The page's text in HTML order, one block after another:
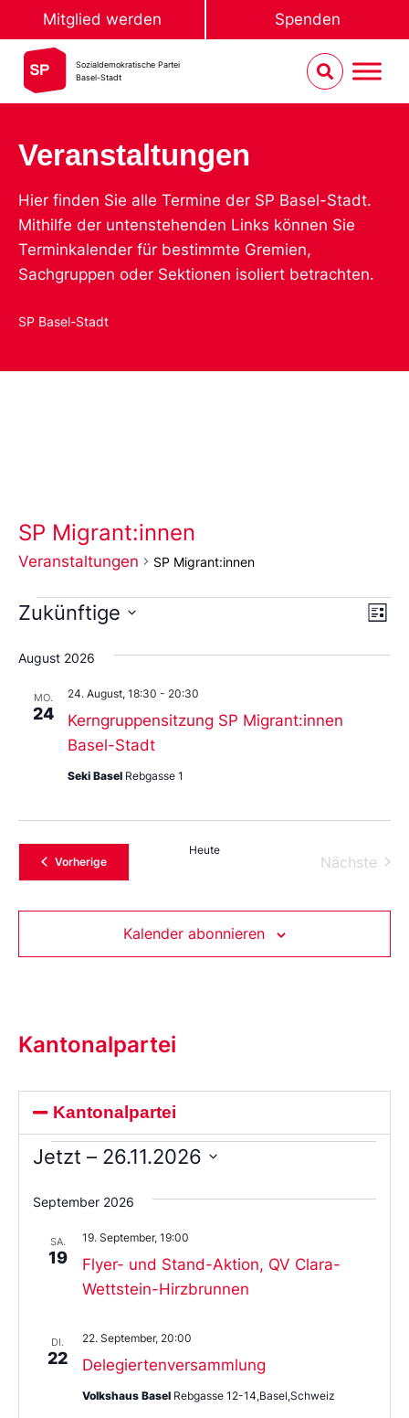
Mitglied werden Spenden
Sozialdemokratische Partei
Basel-Stadt
Veranstaltungen
Hier finden Sie alle Termine der SP Basel-Stadt.
Mithilfe der untenstehenden Links können Sie
Terminkalender für bestimmte Gremien,
Sachgruppen oder Sektionen isoliert betrachten.
SP Basel-Stadt
SP Migrant:innen
Veranstaltungen SP Migrant:innen
Liste
Zukünftige
Sie
das
aus.
August 2026
MO.
24
Kerngruppensitzung SP Migrant:innen
Basel-Stadt
24. August, 18:30 - 20:30
Seki Basel Rebgasse 1
VorherigeVeranstaltungen
Heute
Nächste
Kalender abonnieren
Kantonalpartei
Kantonalpartei
Jetzt – 26.11.2026
Sie
das
aus.
September 2026
SA.
19
Flyer- und Stand-Aktion, QV Clara-
Wettstein-Hirzbrunnen
19. September, 19:00
DI.
22 Delegiertenversammlung
22. September, 20:00
Volkshaus Basel Rebgasse 12-14,Basel,Schweiz